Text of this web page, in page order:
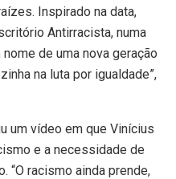
Inspirado na data,
Antirracista, numa
de uma nova geração
na luta por igualdade”,
um vídeo em que Vinícius
e a necessidade de
“O racismo ainda prende,